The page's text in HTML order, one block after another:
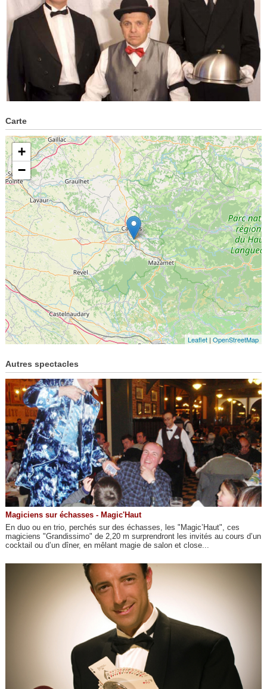
Carte
+
−
Leaflet |OpenStreetMap
Autres spectacles
Magiciens sur échasses - Magic'Haut
En duo ou en trio, perchés sur des échasses, les "Magic’Haut", ces
magiciens "Grandissimo" de 2,20 m surprendront les invités au cours d’un
cocktail ou d’un dîner, en mêlant magie de salon et close...